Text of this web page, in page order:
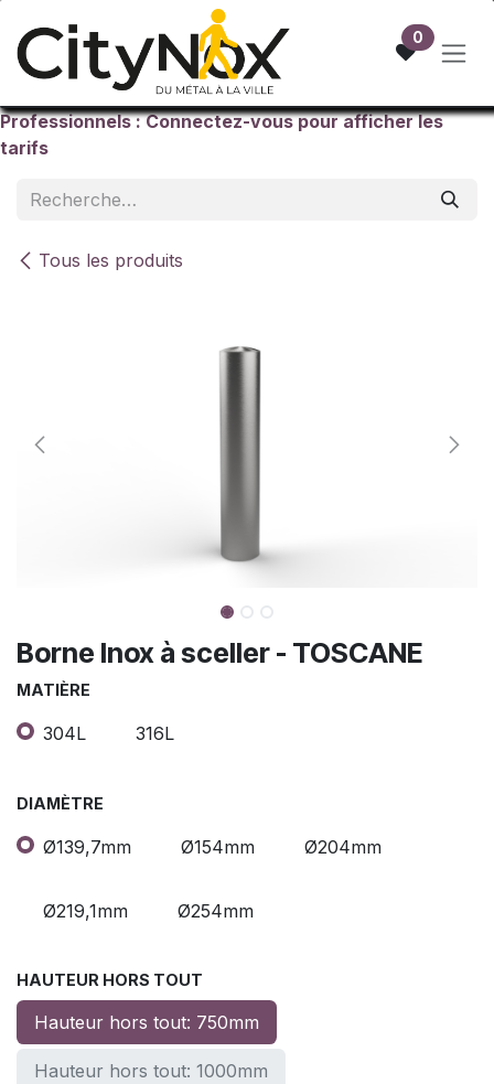
0
Professionnels : Connectez-vous pour afficher les
tarifs
Tous les produits
Borne Inox à sceller - TOSCANE
MATIÈRE
304L 316L
DIAMÈTRE
Ø139,7mm Ø154mm Ø204mm
Ø219,1mm Ø254mm
HAUTEUR HORS TOUT
Hauteur hors tout: 750mm
Hauteur hors tout: 1000mm